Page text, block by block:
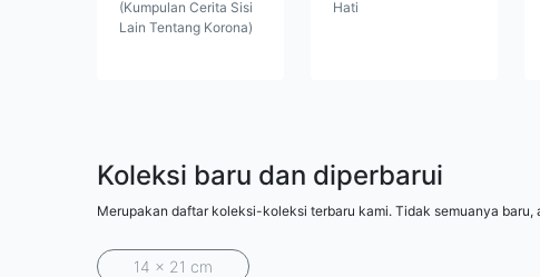
(Kumpulan Cerita Sisi
Lain Tentang Korona)
Hati
Koleksi baru dan diperbarui
Merupakan daftar koleksi-koleksi terbaru kami. Tidak semuanya
14 x 21 cm